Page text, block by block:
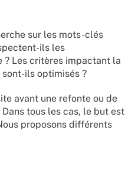
sur les mots-clés
ils les
? Les critères impactant la
ils optimisés ?
avant une refonte ou de
tous les cas, le but est
proposons différents